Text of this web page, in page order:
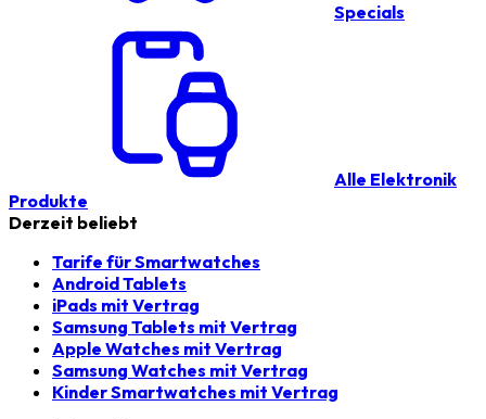
Specials
Alle Elektronik
Produkte
Derzeit beliebt
Tarife für Smartwatches
Android Tablets
iPads mit Vertrag
Samsung Tablets mit Vertrag
Apple Watches mit Vertrag
Samsung Watches mit Vertrag
Kinder Smartwatches mit Vertrag